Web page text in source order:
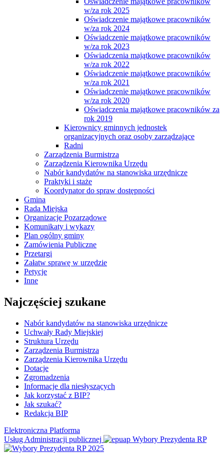
w/za rok 2025
Oświadczenie majątkowe pracowników
w/za rok 2024
Oświadczenie majątkowe pracowników
w/za rok 2023
Oświadczenia majątkowe pracowników
w/za rok 2022
Oświadczenie majątkowe pracowników
w/za rok 2021
Oświadczenie majątkowe pracowników
w/za rok 2020
Oświadczenia majątkowe pracowników za
rok 2019
Kierownicy gminnych jednostek
organizacyjnych oraz osoby zarządzające
Radni
Zarządzenia Burmistrza
Zarządzenia Kierownika Urzędu
Nabór kandydatów na stanowiska urzędnicze
Praktyki i staże
Koordynator do spraw dostępności
Gmina
Rada Miejska
Organizacje Pozarządowe
Komunikaty i wykazy
Plan ogólny gminy
Zamówienia Publiczne
Przetargi
Załatw sprawę w urzędzie
Petycje
Inne
Najczęściej szukane
Nabór kandydatów na stanowiska urzędnicze
Uchwały Rady Miejskiej
Struktura Urzędu
Zarządzenia Burmistrza
Zarządzenia Kierownika Urzędu
Dotacje
Zgromadzenia
Informacje dla niesłyszących
Jak korzystać z BIP?
Jak szukać?
Redakcja BIP
Elektroniczna Platforma
Usług Administracji publicznej
Wybory Prezydenta RP